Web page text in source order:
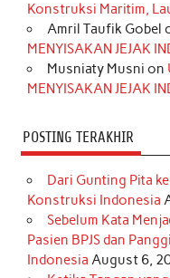
k
a
m
s
t
Konstruksi Maritim,
Amril Taufik Gobel
MENYISAKAN JEJAK
Musniaty Musni on
MENYISAKAN JEJAK
POSTING TERAKHIR
Dari Gunting Pita
Konstruksi Indonesia
Sebelum Kata
Pasien BPJS dan
Indonesia August 6,